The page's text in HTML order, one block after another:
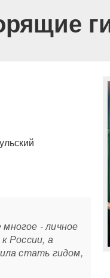
- личное
России, а
стать гидом,